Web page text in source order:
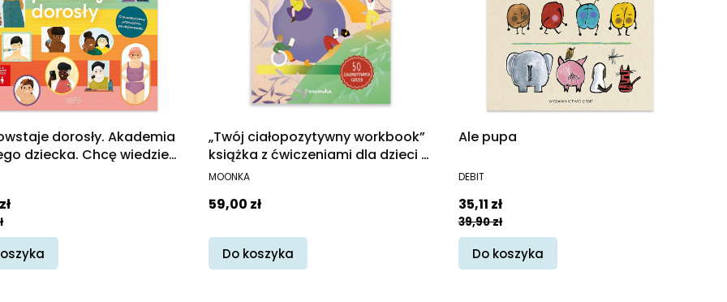
dorosły. Akademia
dziecka. Chcę wiedzieć
„Twój ciałopozytywny workbook”
książka z ćwiczeniami dla dzieci w
wieku 8-12 lat
PRODUCENT
MOONKA
Cena
59,00 zł
Do koszyka
Ale pupa
PRODUCENT
DEBIT
Cena promocyjna
35,11 zł
39,90 zł
Do koszyka